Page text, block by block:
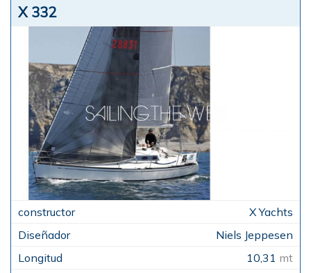
X 332
X Yachts
Niels Jeppesen
10,31 mt